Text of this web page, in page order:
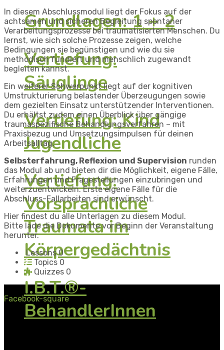
Grundlagen: 1 + 2
Vertiefung:
Säuglinge
Vertiefung: Kind
Jugendliche
Vertiefung:
Vorsprachliche
Traumata im
Körpergedächtnis
I.B.T.®-
BehandlerInnen
In diesem Abschlussmodul liegt der Fokus auf der
achtsamen und sicheren Begleitung spontaner
Verarbeitungsprozesse bei traumatisierten Menschen. Du
lernst, wie sich solche Prozesse zeigen, welche
Bedingungen sie begünstigen und wie du sie
methodisch fundiert und menschlich zugewandt
begleiten kannst.
Ein weiterer Schwerpunkt liegt auf der kognitiven
Umstrukturierung belastender Überzeugungen sowie
dem gezielten Einsatz unterstützender Interventionen.
Du erhältst zudem einen Überblick über gängige
traumaspezifische Behandlungsverfahren – mit
Praxisbezug und Umsetzungsimpulsen für deinen
Arbeitsalltag.
Selbsterfahrung, Reflexion und Supervision runden
das Modul ab und bieten dir die Möglichkeit, eigene Fälle,
Erfahrungen und Fragestellungen einzubringen und
weiterzuentwickeln. Erste eigene Fälle für die
Abschluss-Fallarbeiten sind erwünscht.
Hier findest du alle Unterlagen zu diesem Modul.
Bitte lade die Dokumente vor Beginn der Veranstaltung
herunter.
Lessons 0
Topics 0
Quizzes 0
Facebook-square